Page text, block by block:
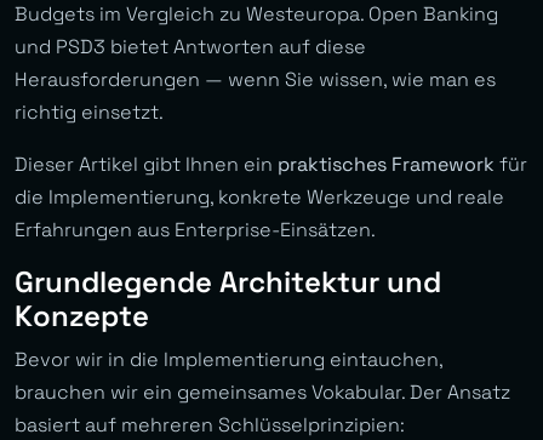
Budgets im Vergleich zu Westeuropa. Open Banking
und PSD3 bietet Antworten auf diese
Herausforderungen — wenn Sie wissen, wie man es
richtig einsetzt.
Dieser Artikel gibt Ihnen ein praktisches Framework für
die Implementierung, konkrete Werkzeuge und reale
Erfahrungen aus Enterprise-Einsätzen.
Grundlegende Architektur und
Konzepte
Bevor wir in die Implementierung eintauchen,
brauchen wir ein gemeinsames Vokabular. Der Ansatz
basiert auf mehreren Schlüsselprinzipien: